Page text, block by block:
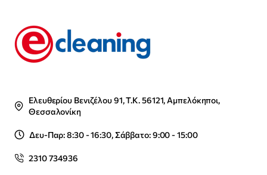
Ελευθερίου Βενιζέλου 91, Τ.Κ. 56121, Αμπελόκηποι,
Θεσσαλονίκη
Δευ-Παρ: 8:30 - 16:30, Σάββατο: 9:00 - 15:00
2310 734936